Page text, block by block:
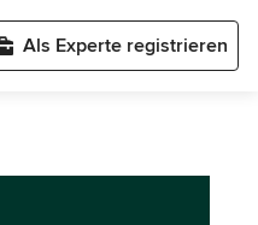
Als Experte registrieren